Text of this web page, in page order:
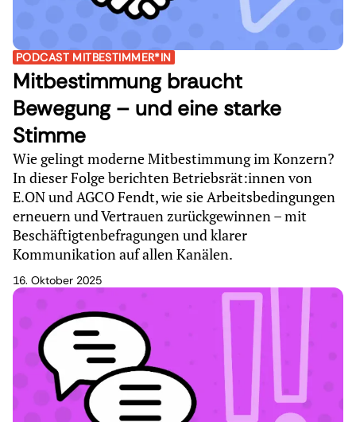
PODCAST MITBESTIMMER*IN
Mitbestimmung braucht
Bewegung – und eine starke
Stimme
Wie gelingt moderne Mitbestimmung im Konzern?
In dieser Folge berichten Betriebsrät:innen von
E.ON und AGCO Fendt, wie sie Arbeitsbedingungen
erneuern und Vertrauen zurückgewinnen – mit
Beschäftigtenbefragungen und klarer
Kommunikation auf allen Kanälen.
16. Oktober 2025